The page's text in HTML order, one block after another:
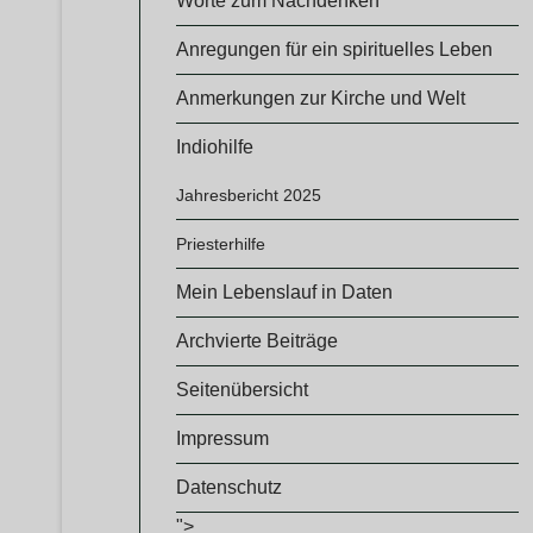
Anregungen für ein spirituelles Leben
Anmerkungen zur Kirche und Welt
Indiohilfe
Jahresbericht 2025
Priesterhilfe
Mein Lebenslauf in Daten
Archvierte Beiträge
Seitenübersicht
Impressum
Datenschutz
">